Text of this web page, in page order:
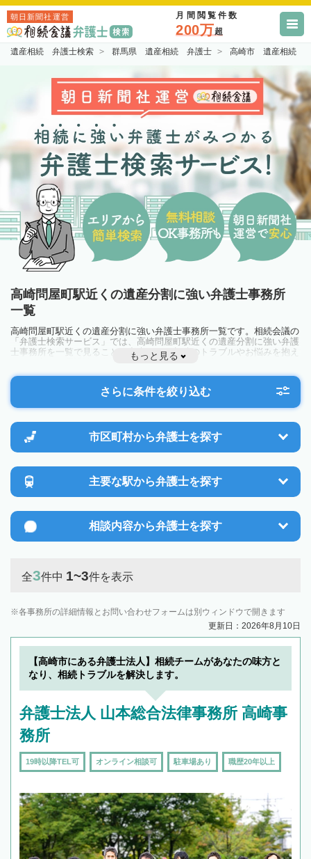
朝日新聞社運営 月間閲覧件数
200万超
遺産相続 弁護士検索 群馬県 遺産相続 弁護士 高崎市 遺産相続
高崎問屋町駅近くの遺産分割に強い弁護士事務所
一覧
高崎問屋町駅近くの遺産分割に強い弁護士事務所一覧です。相続会議の
「弁護士検索サービス」では、高崎問屋町駅近くの遺産分割に強い弁護
士事務所を一覧で見ることが出来ます。相続のトラブルやお悩みを抱え
ている方は一度近隣の弁護士に相談してみましょう。
もっと見る
さらに条件を絞り込む
市区町村から弁護士を探す
主要な駅から弁護士を探す
相談内容から弁護士を探す
全3件中 1~3件を表示
各事務所の詳細情報とお問い合わせフォームは別ウィンドウで開きます
更新日：2026年8月10日
【高崎市にある弁護士法人】相続チームがあなたの味方と
なり、相続トラブルを解決します。
弁護士法人 山本総合法律事務所 高崎事
務所
19時以降TEL可 オンライン相談可 駐車場あり 職歴20年以上